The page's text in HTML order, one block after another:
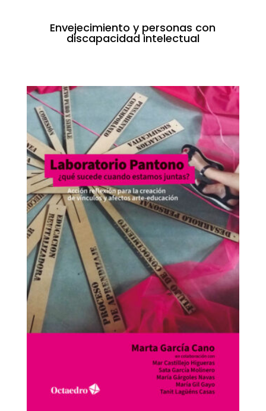
Envejecimiento y personas con
discapacidad intelectual